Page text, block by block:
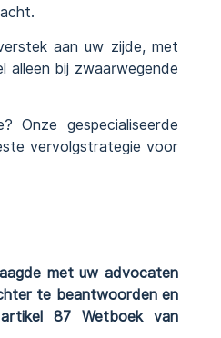
aan uw zijde, met
alleen bij zwaarwegende
Onze gespecialiseerde
vervolgstrategie voor
met uw advocaten
te beantwoorden en
87 Wetboek van